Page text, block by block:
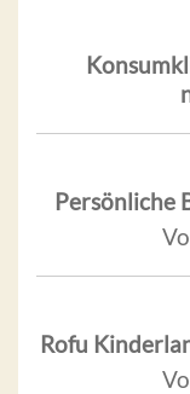
Persönliche
Rofu